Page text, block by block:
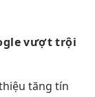
vượt trội
tăng tín